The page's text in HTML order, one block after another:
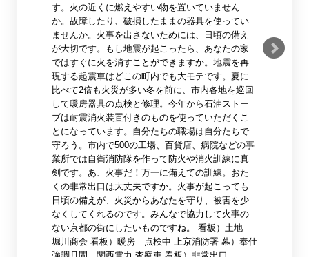
す。火の近くに燃えやすい物を置いていません
か。故障したり、破損したままの器具を使ってい
ませんか。火事を出さないためには、日頃の備え
が大切です。もし地震が起こったら、あなたの家
ではすぐに火を消すことができますか。地震を再
現する起震車はどこの町内でも大モテです。夏に
比べて2倍も火災が多い冬を前に、市内各地を巡回
して暖房器具の点検と修理。今年から石油ストー
ブは耐震消火装置付きのものを使っていただくこ
とになっています。自分たちの職場は自分たちで
守ろう。市内で500の工場、百貨店、病院などの事
業所では自衛消防隊を作って防火や消火訓練に真
剣です。あ、火事だ！万一に備えての訓練。おた
くの非常出口は大丈夫ですか。火事が起こっても
日頃の備えが、火災からあなたを守り、被害を少
なくしてくれるのです。みんなで協力して火事の
ない京都の街にしたいものですね。 看板）土地
堀川商会 看板）暖房 点検中 上京消防署 幕）奉仕